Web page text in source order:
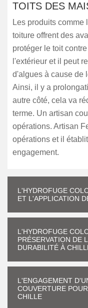
TOITS DES
Les produits comme
toiture offrent des
protéger le toit
l'extérieur et il peut
d'algues à cause de
Ainsi, il y a
autre côté, cela va
terme. Un artisan
opérations. Artisan
opérations et il
engagement.
L'HYDROFUGE
ET L'APPLICATION
L'HYDROFUGE
PRÉSERVATION DE
DURABILITÉ À
L'ENGAGEMENT
COUVERTURE
CHILLE